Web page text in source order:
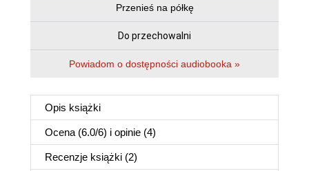
Przenieś na półkę
Do przechowalni
Powiadom o dostępności audiobooka »
Opis książki
Ocena (6.0/6) i opinie (4)
Recenzje książki (2)